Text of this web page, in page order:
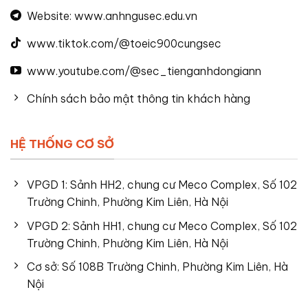
Website: www.anhngusec.edu.vn
www.tiktok.com/@toeic900cungsec
www.youtube.com/@sec_tienganhdongiann
Chính sách bảo mật thông tin khách hàng
HỆ THỐNG CƠ SỞ
VPGD 1: Sảnh HH2, chung cư Meco Complex, Số 102
Trường Chinh, Phường Kim Liên, Hà Nội
VPGD 2: Sảnh HH1, chung cư Meco Complex, Số 102
Trường Chinh, Phường Kim Liên, Hà Nội
Cơ sở: Số 108B Trường Chinh, Phường Kim Liên, Hà
Nội